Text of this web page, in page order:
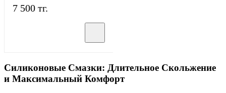
7 500 тг.
Силиконовые Смазки: Длительное Скольжение
и Максимальный Комфорт